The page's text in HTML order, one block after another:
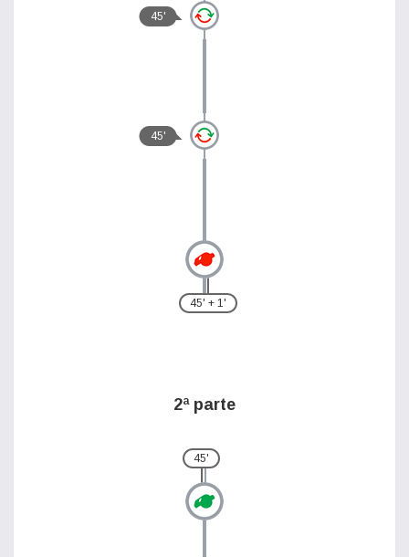
45'
45'
45' + 1'
2ª parte
45'